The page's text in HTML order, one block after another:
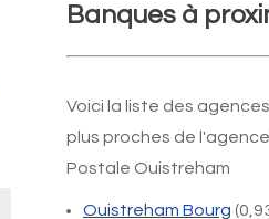
Banques à
Voici la liste des
plus proches de
Postale Ouistreham
Ouistreham Bourg